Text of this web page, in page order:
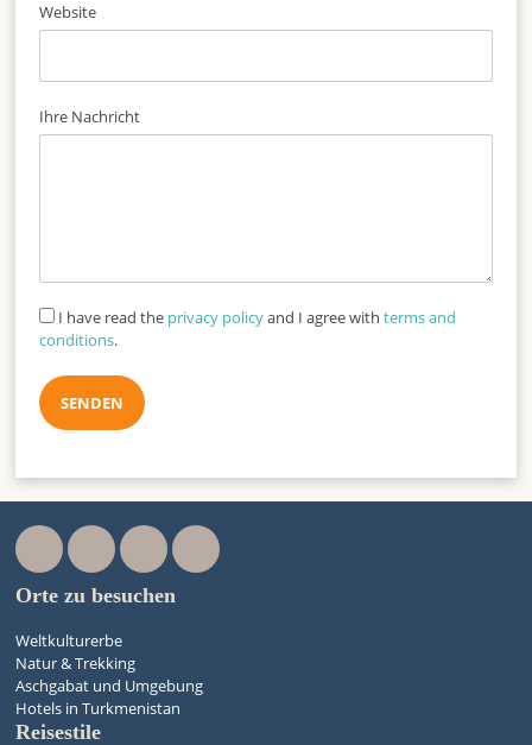
Website
Ihre Nachricht
I have read the privacy policyand I agree withterms and
conditions.
Orte zu besuchen
Weltkulturerbe
Natur & Trekking
Aschgabat und Umgebung
Hotels in Turkmenistan
Reisestile